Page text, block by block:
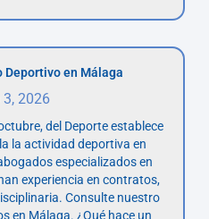
Deportivo en Málaga
2026
del Deporte establece
la actividad deportiva en
especializados en
experiencia en contratos,
Consulte nuestro
en Málaga. ¿Qué hace un